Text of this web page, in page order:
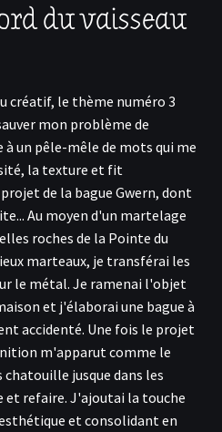
du vaisseau
créatif, le thème numéro 3
mon problème de
un pêle-mêle de mots qui me
la texture et fit
de la bague Gwern, dont
Au moyen d'un martelage
roches de la Pointe du
marteaux, je transférai les
le métal. Je ramenai l'objet
et j'élaborai une bague à
accidenté. Une fois le projet
m'apparut comme le
chatouille jusque dans les
refaire. J'ajoutai la touche
et consolidant en